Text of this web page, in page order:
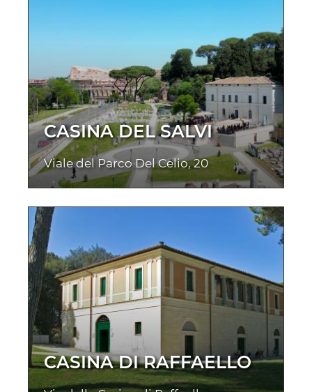
CASINA DEL SALVI
Viale del Parco Del Celio, 20
CASINA DI RAFFAELLO